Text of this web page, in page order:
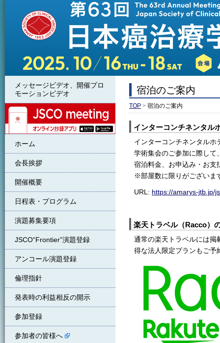
宿泊のご案内
TOP > 宿泊のご案内
インターコンチネンタル
インターコンチネンタルホ
学術集会のご参加に際して
宿泊料金、お申込み・お支
※部屋数に限りがございま
URL: https://amarys-jtb.jp/
楽天トラベル（Racco）
通常の楽天トラベルには掲
得な法人限定プランもご予
メッセージビデオ、開催プロ
モーションビデオ
JSCO meeting
ホーム
会長挨拶
開催概要
日程表・プログラム
演題募集要項
JSCO“Frontier”演題登録
アンコール演題登録
倫理指針
発表時の利益相反の開示
参加登録
参加者の皆様へ